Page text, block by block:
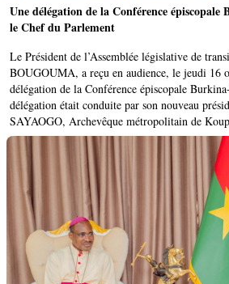
Une délégation de la Conférence
le Chef du Parlement
Le Président de l’Assemblée législative de
BOUGOUMA, a reçu en audience, le jeudi 16
délégation de la Conférence épiscopale
délégation était conduite par son nouveau
SAYAOGO, Archevêque métropolitain de